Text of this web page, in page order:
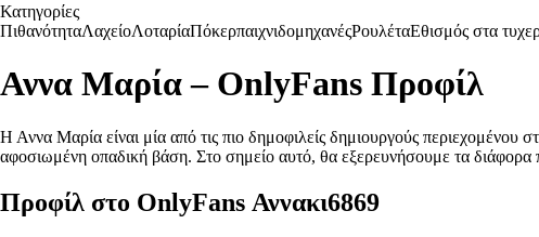
Κατηγορίες
ΠιθανότηταΛαχείοΛοταρίαΠόκερπαιχνιδομηχανέςΡουλέταΕθισμός στα
Αννα Μαρία – OnlyFans Προφίλ
Η Αννα Μαρία είναι μία από τις πιο δημοφιλείς δημιουργούς περιεχομένου
αφοσιωμένη οπαδική βάση. Στο σημείο αυτό, θα εξερευνήσουμε τα
Προφίλ στο OnlyFans Αννακι6869